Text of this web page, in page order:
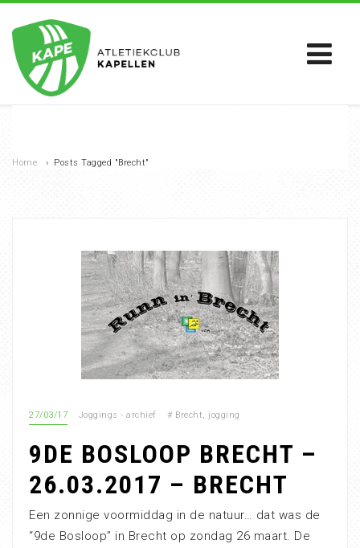
Home › Posts Tagged "Brecht"
27/03/17 Joggings - archief # Brecht, jogging
9DE BOSLOOP BRECHT –
26.03.2017 – BRECHT
Een zonnige voormiddag in de natuur… dat was de
“9de Bosloop” in Brecht op zondag 26 maart. De